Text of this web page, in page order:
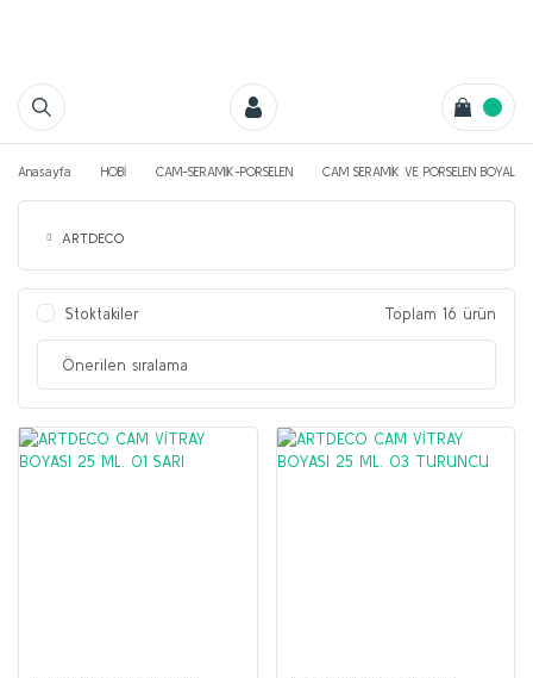
Anasayfa HOBİ CAM-SERAMİK-PORSELEN CAM SERAMİK VE PORSELEN BOYALARI
ARTDECO
Stoktakiler Toplam 16 ürün